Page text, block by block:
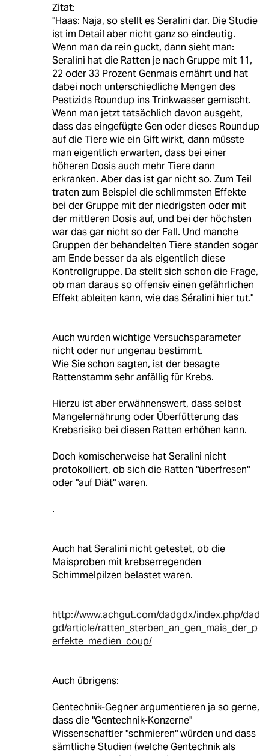
Zitat:
"Haas: Naja, so stellt es Seralini dar. Die Studie
ist im Detail aber nicht ganz so eindeutig.
Wenn man da rein guckt, dann sieht man:
Seralini hat die Ratten je nach Gruppe mit 11,
22 oder 33 Prozent Genmais ernährt und hat
dabei noch unterschiedliche Mengen des
Pestizids Roundup ins Trinkwasser gemischt.
Wenn man jetzt tatsächlich davon ausgeht,
dass das eingefügte Gen oder dieses Roundup
auf die Tiere wie ein Gift wirkt, dann müsste
man eigentlich erwarten, dass bei einer
höheren Dosis auch mehr Tiere dann
erkranken. Aber das ist gar nicht so. Zum Teil
traten zum Beispiel die schlimmsten Effekte
bei der Gruppe mit der niedrigsten oder mit
der mittleren Dosis auf, und bei der höchsten
war das gar nicht so der Fall. Und manche
Gruppen der behandelten Tiere standen sogar
am Ende besser da als eigentlich diese
Kontrollgruppe. Da stellt sich schon die Frage,
ob man daraus so offensiv einen gefährlichen
Effekt ableiten kann, wie das Séralini hier tut."
Auch wurden wichtige Versuchsparameter
nicht oder nur ungenau bestimmt.
Wie Sie schon sagten, ist der besagte
Rattenstamm sehr anfällig für Krebs.
Hierzu ist aber erwähnenswert, dass selbst
Mangelernährung oder Überfütterung das
Krebsrisiko bei diesen Ratten erhöhen kann.
Doch komischerweise hat Seralini nicht
protokolliert, ob sich die Ratten "überfresen"
oder "auf Diät" waren.
.
Auch hat Seralini nicht getestet, ob die
Maisproben mit krebserregenden
Schimmelpilzen belastet waren.
http://www.achgut.com/dadgdx/index.php/dad
gd/article/ratten_sterben_an_gen_mais_der_p
erfekte_medien_coup/
Auch übrigens:
Gentechnik-Gegner argumentieren ja so gerne,
dass die "Gentechnik-Konzerne"
Wissenschaftler "schmieren" würden und dass
sämtliche Studien (welche Gentechnik als